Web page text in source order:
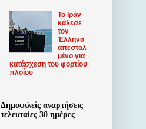
Το Ιράν
κάλεσε
τον
Έλληνα
απεσταλ
μένο για
κατάσχεση του φορτίου
πλοίου
Δημοφιλείς αναρτήσεις
τελευταίες 30 ημέρες